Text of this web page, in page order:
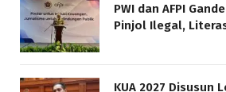
PWI dan AFPI
Pinjol Ilegal,
KUA 2027 Disusun